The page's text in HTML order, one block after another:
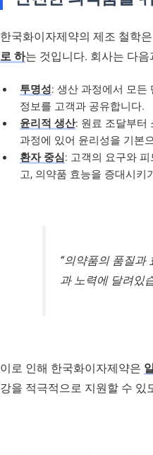
한국화이자제약의 제조 철학은
로 하는 것입니다. 회사는 다
투명성: 생산 과정에서 모든
정보를 고객과 공유합니다.
윤리적 생산: 원료 조달부터
과정에 있어 윤리성을 기본
환자 중심: 고객의 요구와
고, 의약품 효능을 증대시키
“의약품의 품질과
과 노력에 달려있
이로 인해 한국화이자제약은
강을 적극적으로 지원할 수 있